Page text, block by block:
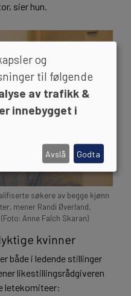
sier hun.
søkere av begge kjønn
mener Randi Øverland,
Anne Falch Skaran)
kvinner
både i ledende stillinger
likestillingsrådgiveren
letekomiteer:
og
til følgende
av trafikk &
innebygget i
Avslå Godta